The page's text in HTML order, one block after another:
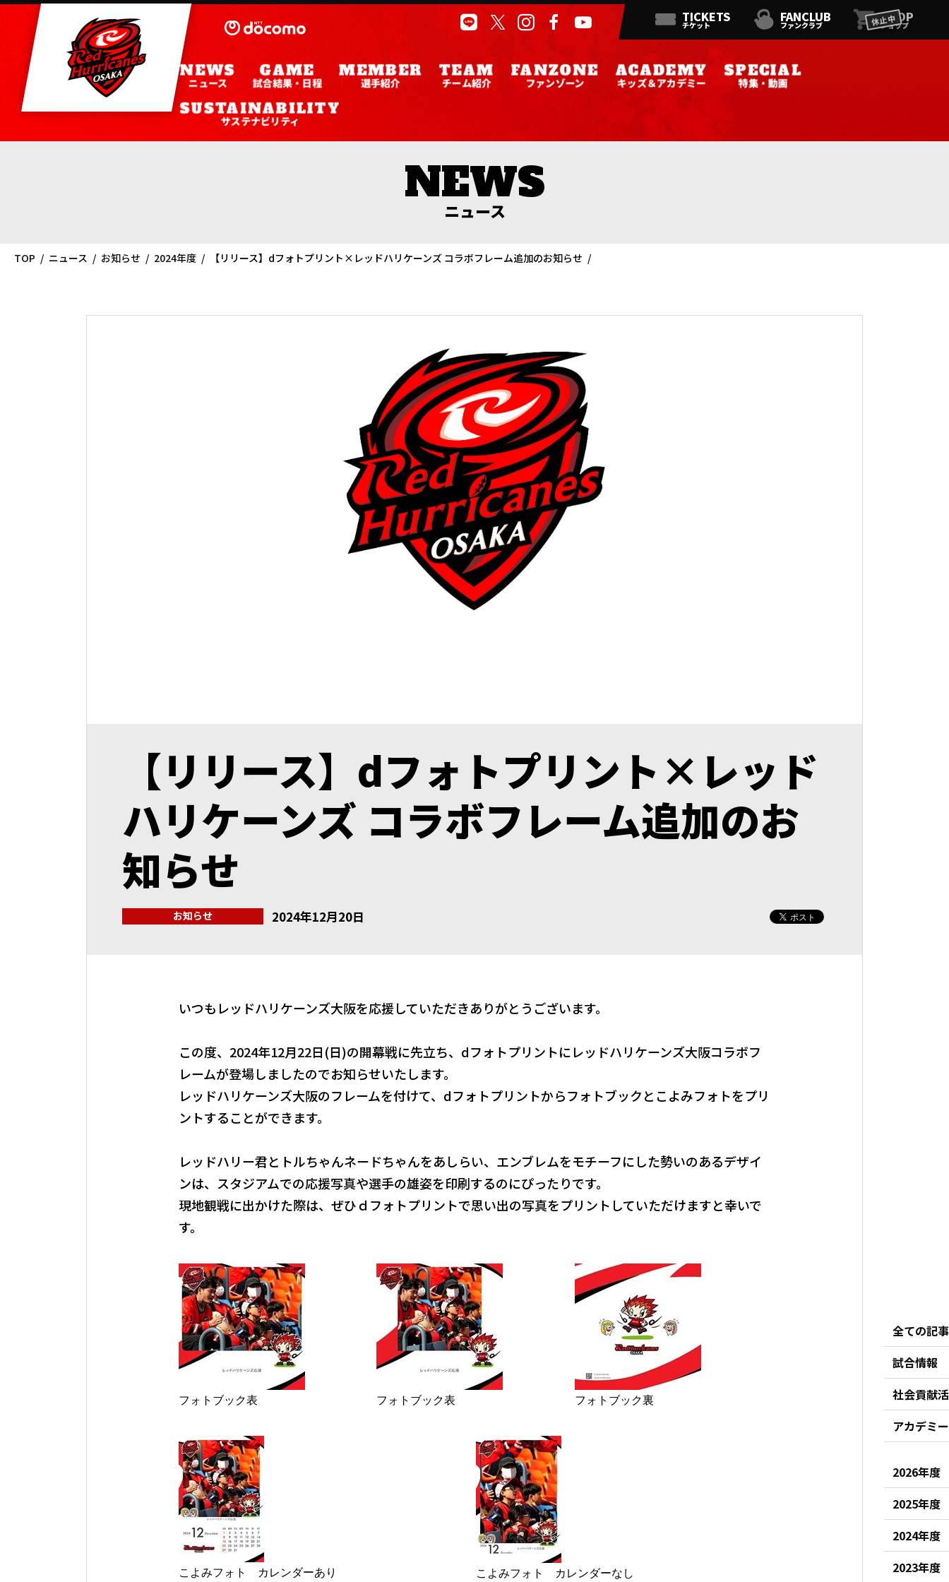
ニュース 試合結果・日程 選手紹介 チーム紹介 ファンゾーン キッズ＆アカデミー 特集・動画
サステナビリティ
TICKETS
チケット
FANCLUB
ファンクラブ
SHOP
ショップ
休止中
ニュース
TOP ニュース お知らせ 2024年度 【リリース】dフォトプリント×レッドハリケーンズ コラボフレーム追加のお知らせ
【リリース】dフォトプリント×レッド
ハリケーンズ コラボフレーム追加のお
知らせ
お知らせ 2024年12月20日
いつもレッドハリケーンズ大阪を応援していただきありがとうございます。
この度、2024年12月22日(日)の開幕戦に先立ち、dフォトプリントにレッドハリケーンズ大阪コラボフ
レームが登場しましたのでお知らせいたします。
レッドハリケーンズ大阪のフレームを付けて、dフォトプリントからフォトブックとこよみフォトをプリ
ントすることができます。
レッドハリー君とトルちゃんネードちゃんをあしらい、エンブレムをモチーフにした勢いのあるデザイ
ンは、スタジアムでの応援写真や選手の雄姿を印刷するのにぴったりです。
現地観戦に出かけた際は、ぜひｄフォトプリントで思い出の写真をプリントしていただけますと幸いで
す。
フォトブック表 フォトブック表 フォトブック裏
こよみフォト カレンダーあり こよみフォト カレンダーなし
全ての記事
試合情報
社会貢献
アカデミ
2026年度
2025年度
2024年度
2023年度